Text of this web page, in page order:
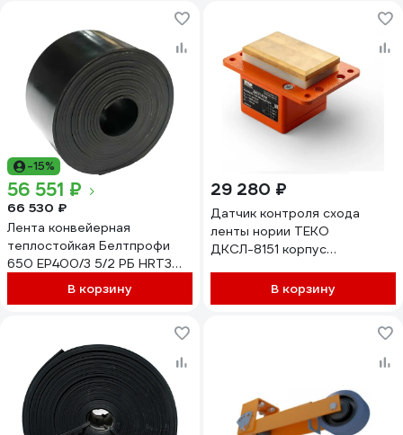
-15%
56 551 ₽
66 530 ₽
Лента конвейерная
теплостойкая Белтпрофи
650 ЕР400/3 5/2 РБ HRT3
200, ширина 650 мм,
толщина 10-11 мм, длина 15 м
В корзину
29 280 ₽
Датчик контроля схода
ленты нории ТЕКО
ДКСЛ-8151 корпус
100х140х75 температура
отклонения 40…120 °C 10…
В корзину